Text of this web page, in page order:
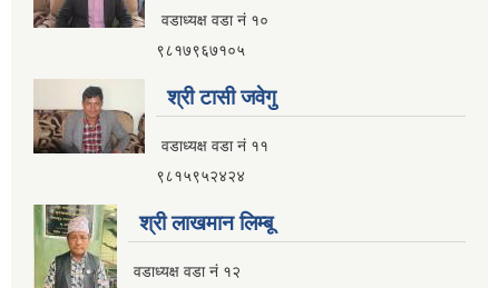
वडाध्यक्ष वडा नं १०
९८१७९६७१०५
श्री टासी जवेगु
वडाध्यक्ष वडा नं ११
९८१५९५२४२४
श्री लाखमान लिम्बू
वडाध्यक्ष वडा नं १२